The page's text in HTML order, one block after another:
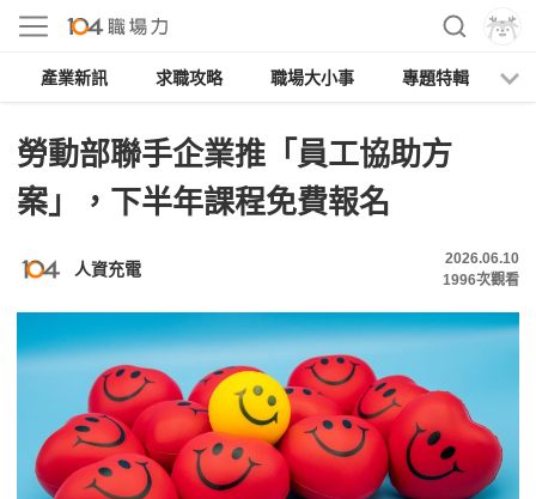
產業新訊 求職攻略 職場大小事 專題特輯
勞動部聯手企業推「員工協助方
案」，下半年課程免費報名
人資充電
2026.06.10
1996次觀看